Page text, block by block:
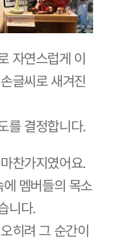
자연스럽게 이
글씨로 새겨진
를 결정합니다.
찬가지였어요.
멤버들의 목소
니다.
히려 그 순간이